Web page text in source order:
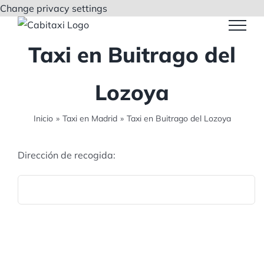
Change privacy settings
Taxi en Buitrago del
Lozoya
Inicio » Taxi en Madrid » Taxi en Buitrago del Lozoya
Dirección de recogida: